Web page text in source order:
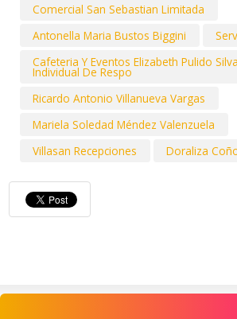
Comercial San Sebastian Limitada
Antonella Maria Bustos Biggini
Cafeteria Y Eventos Elizabeth Pulido
Individual De Respo
Ricardo Antonio Villanueva Vargas
Mariela Soledad Méndez Valenzuela
Villasan Recepciones
Doraliza